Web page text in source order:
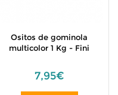
Ositos de gominola
multicolor 1 Kg - Fini
7,95€